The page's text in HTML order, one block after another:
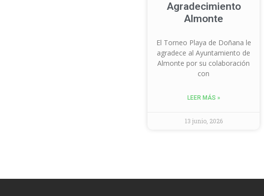
Agradecimiento
Almonte
El Torneo Playa de Doñana le
agradece al Ayuntamiento de
Almonte por su colaboración
con
LEER MÁS »
13 junio, 2026